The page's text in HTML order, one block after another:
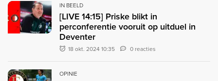
IN BEELD
[LIVE 14:15] Priske blikt in
perconferentie vooruit op uitduel in
Deventer
18 okt. 2024 10:35 0 reacties
OPINIE